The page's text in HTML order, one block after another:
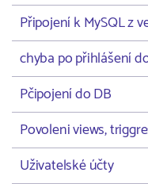
Připojení k MySQL z
chyba po přihlášení
Pčipojení do DB
Povoleni views,
Uživatelské účty